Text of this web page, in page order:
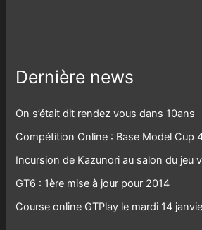
Dernière news
On s’était dit rendez vous dans 10ans
Compétition Online : Base Model Cup
Incursion de Kazunori au salon du jeu
GT6 : 1ère mise à jour pour 2014
Course online GTPlay le mardi 14